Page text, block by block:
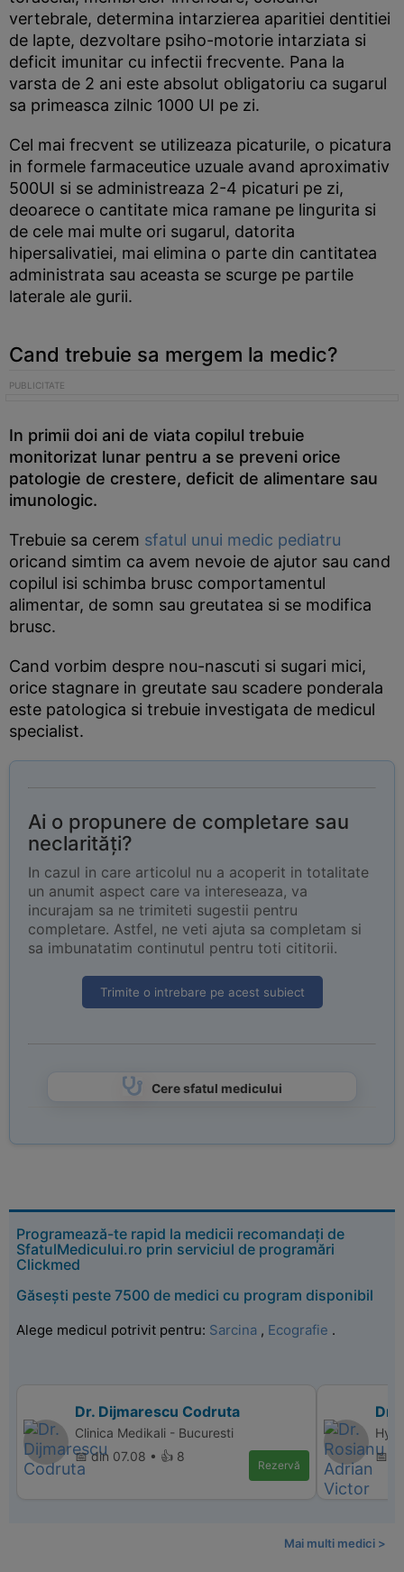
vertebrale, determina intarzierea aparitiei dentitiei
de lapte, dezvoltare psiho-motorie intarziata si
deficit imunitar cu infectii frecvente. Pana la
varsta de 2 ani este absolut obligatoriu ca sugarul
sa primeasca zilnic 1000 UI pe zi.
Cel mai frecvent se utilizeaza picaturile, o picatura
in formele farmaceutice uzuale avand aproximativ
500UI si se administreaza 2-4 picaturi pe zi,
deoarece o cantitate mica ramane pe lingurita si
de cele mai multe ori sugarul, datorita
hipersalivatiei, mai elimina o parte din cantitatea
administrata sau aceasta se scurge pe partile
laterale ale gurii.
Cand trebuie sa mergem la medic?
In primii doi ani de viata copilul trebuie
monitorizat lunar pentru a se preveni orice
patologie de crestere, deficit de alimentare sau
imunologic.
Trebuie sa cerem sfatul unui medic pediatru
oricand simtim ca avem nevoie de ajutor sau cand
copilul isi schimba brusc comportamentul
alimentar, de somn sau greutatea si se modifica
brusc.
Cand vorbim despre nou-nascuti si sugari mici,
orice stagnare in greutate sau scadere ponderala
este patologica si trebuie investigata de medicul
specialist.
Ai o propunere de completare sau
neclarități?
In cazul in care articolul nu a acoperit in totalitate
un anumit aspect care va intereseaza, va
incurajam sa ne trimiteti sugestii pentru
completare. Astfel, ne veti ajuta sa completam si
sa imbunatatim continutul pentru toti cititorii.
Trimite o intrebare pe acest subiect
Cere sfatul medicului
Programează-te rapid la medicii recomandați de
SfatulMedicului.ro prin serviciul de programări
Clickmed
Găsești peste 7500 de medici cu program disponibil
Alege medicul potrivit pentru: Sarcina , Ecografie .
Dr. Dijmarescu Codruta
Clinica Medikali - Bucuresti
📅 din 07.08 • 👍 8
Rezervă
Dr.
📅
Mai multi medici >